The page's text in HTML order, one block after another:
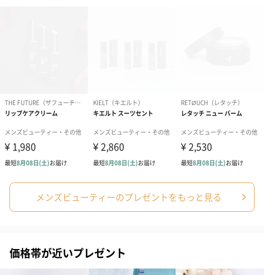
日】（グレー）M（550
円）
日】（スモーキーピン
ク）M（550円）
とう】 M（
のしカード
同梱します。
※のし下はご記入いただけません。
※カードのデザインは一部変更する場合があります。
メンズビューティーのプレゼントをもっと見る
価格帯が近いプレゼント